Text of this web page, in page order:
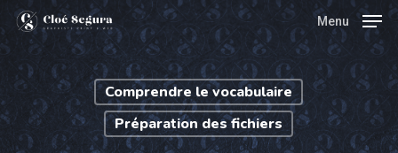
Skip
to
main
content
Menu
Comprendre le vocabulaire
Préparation des fichiers
Menu